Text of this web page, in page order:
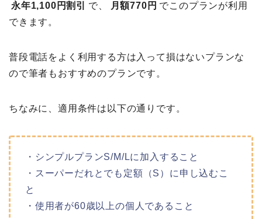
永年1,100円割引 で、 月額770円 でこのプランが利用
できます。
普段電話をよく利用する方は入って損はないプランな
ので筆者もおすすめのプランです。
ちなみに、適用条件は以下の通りです。
・シンプルプランS/M/Lに加入すること
・スーパーだれとでも定額（S）に申し込むこ
と
・使用者が60歳以上の個人であること